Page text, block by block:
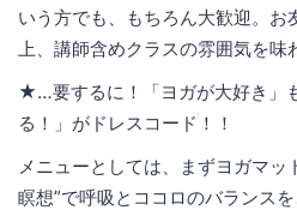
いう方でも、もちろん大歓迎。お
上、講師含めクラスの雰囲気を味
★…要するに！「ヨガが大好き」
る！」がドレスコード！！
メニューとしては、まずヨガマッ
瞑想”で呼吸とココロのバランス